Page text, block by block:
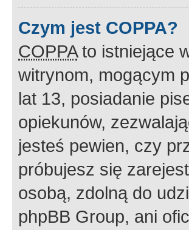
Czym jest COPPA?
COPPAto istniejące
witrynom, mogącym
lat 13, posiadanie
opiekunów,
jesteś pewien, czy
próbujesz się
osobą, zdolną do
phpBB Group, ani